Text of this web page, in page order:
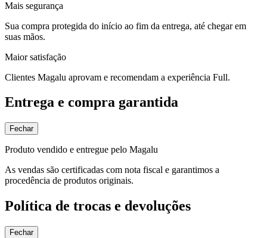
Mais segurança
Sua compra protegida do início ao fim da entrega, até chegar em
suas mãos.
Maior satisfação
Clientes Magalu aprovam e recomendam a experiência Full.
Entrega e compra garantida
Fechar
Produto vendido e entregue pelo Magalu
As vendas são certificadas com nota fiscal e garantimos a
procedência de produtos originais.
Política de trocas e devoluções
Fechar